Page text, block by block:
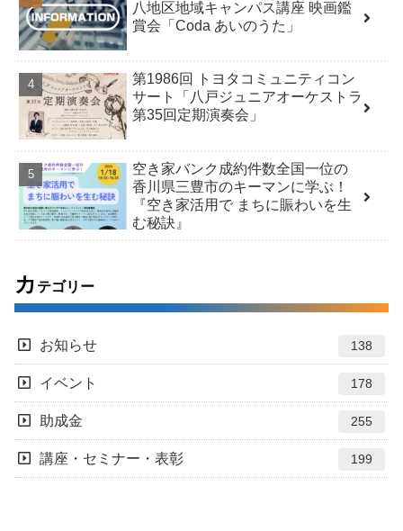
八地区地域キャンパス講座 映画鑑
賞会「Coda あいのうた」
第1986回 トヨタコミュニティコン
サート「八戸ジュニアオーケストラ
第35回定期演奏会」
空き家バンク成約件数全国一位の
香川県三豊市のキーマンに学ぶ！
『空き家活用で まちに賑わいを生
む秘訣』
カ テゴリー
お知らせ 138
イベント 178
助成金 255
講座・セミナー・表彰 199